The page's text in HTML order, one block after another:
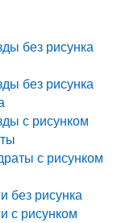
без рисунка
без рисунка
с рисунком
с рисунком
без рисунка
с рисунком